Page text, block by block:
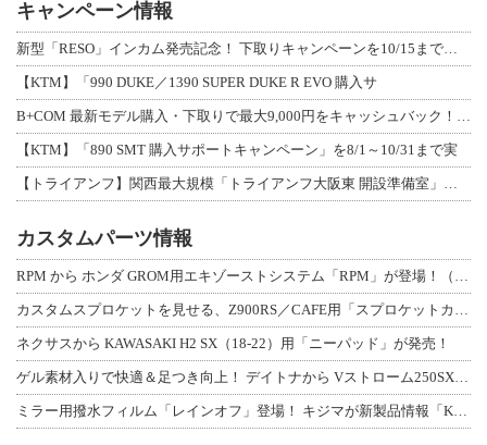
キャンペーン情報
新型「RESO」インカム発売記念！ 下取りキャンペーンを10/15まで延長して開
【KTM】「990 DUKE／1390 SUPER DUKE R EVO 購入サ
B+COM 最新モデル購入・下取りで最大9,000円をキャッシュバック！「B+F
【KTM】「890 SMT 購入サポートキャンペーン」を8/1～10/31まで実
【トライアンフ】関西最大規模「トライアンフ大阪東 開設準備室」がオープン！ 限定
カスタムパーツ情報
RPM から ホンダ GROM用エキゾーストシステム「RPM」が登場！（動画あり
カスタムスプロケットを見せる、Z900RS／CAFE用「スプロケットカバーフルキ
ネクサスから KAWASAKI H2 SX（18-22）用「ニーパッド」が発売！
ゲル素材入りで快適＆足つき向上！ デイトナから Vストローム250SX用「快適ロ
ミラー用撥水フィルム「レインオフ」登場！ キジマが新製品情報「KIJIMA NE